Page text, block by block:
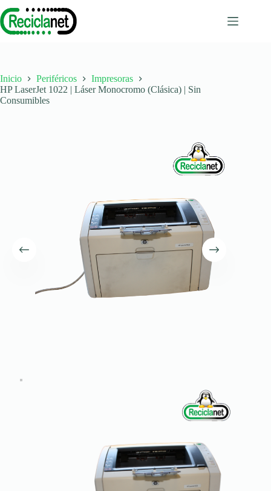
al
contenido
Inicio Periféricos
Impresoras
HP LaserJet 1022 | Láser Monocromo (Clásica) | Sin
Consumibles